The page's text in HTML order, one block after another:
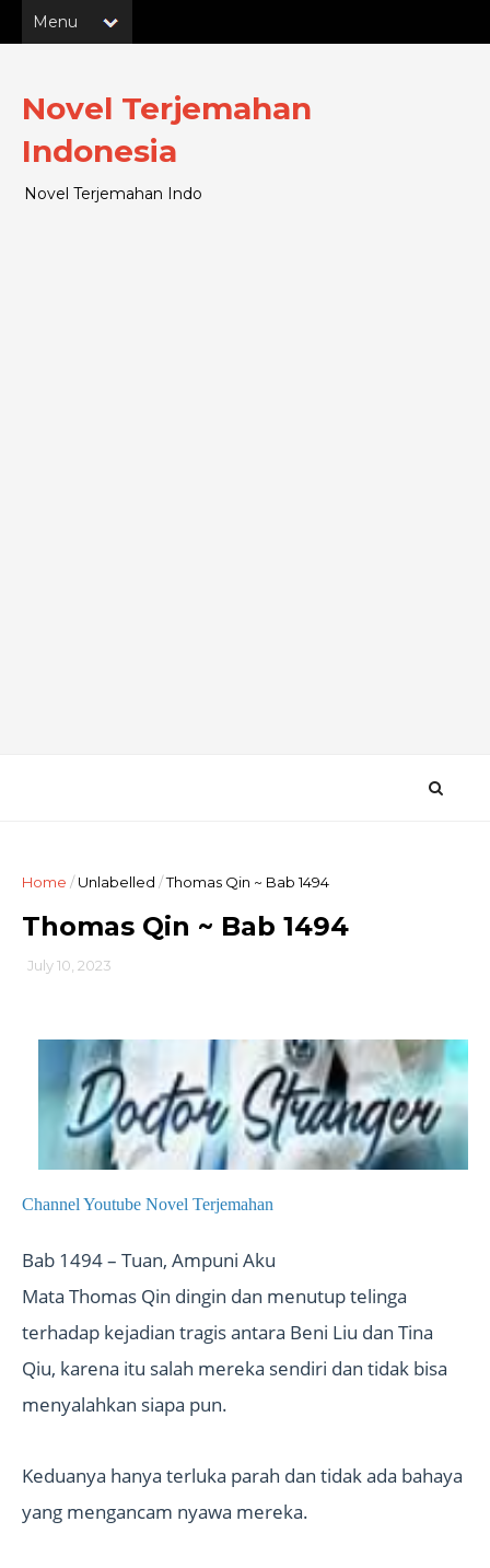
Novel Terjemahan
Indonesia
Novel Terjemahan Indo
Home /Unlabelled /Thomas Qin ~ Bab 1494
Thomas Qin ~ Bab 1494
July 10, 2023
Channel Youtube Novel Terjemahan
Bab 1494 – Tuan, Ampuni Aku
Mata Thomas Qin dingin dan menutup telinga
terhadap kejadian tragis antara Beni Liu dan Tina
Qiu, karena itu salah mereka sendiri dan tidak bisa
menyalahkan siapa pun.
Keduanya hanya terluka parah dan tidak ada bahaya
yang mengancam nyawa mereka.